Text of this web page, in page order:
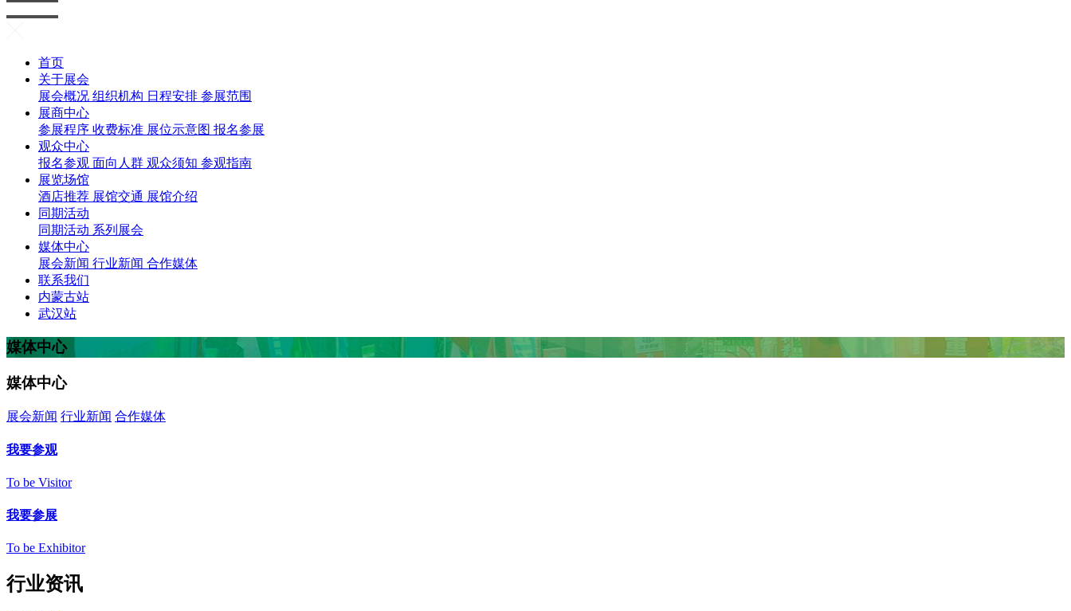
首页
关于展会
展会概况 组织机构 日程安排 参展范围
展商中心
参展程序 收费标准 展位示意图 报名参展
观众中心
报名参观 面向人群 观众须知 参观指南
展览场馆
酒店推荐 展馆交通 展馆介绍
同期活动
同期活动 系列展会
媒体中心
展会新闻 行业新闻 合作媒体
联系我们
内蒙古站
武汉站
媒体中心
媒体中心
展会新闻 行业新闻 合作媒体
我要参观
To be Visitor
我要参展
To be Exhibitor
行业资讯